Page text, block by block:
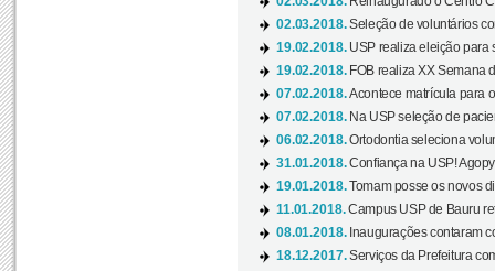
02.03.2018.Seleção de voluntários
19.02.2018. USP realiza eleição para
19.02.2018. FOB realiza XX Semana
07.02.2018.Acontece matrícula para
07.02.2018. Na USP seleção de
06.02.2018.Ortodontia seleciona
31.01.2018.Confiança na USP!
19.01.2018.Tomam posse os novos
11.01.2018.Campus USP de Bauru
08.01.2018. Inaugurações contaram
18.12.2017.Serviços da Prefeitura